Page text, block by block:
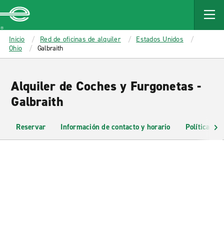
MAIN
CONTENT
Enterprise
Inicio Red de oficinas de alquiler
Estados Unidos
Ohio
Galbraith
Alquiler de Coches y Furgonetas -
Galbraith
Reservar Información de contacto y horario Políticas